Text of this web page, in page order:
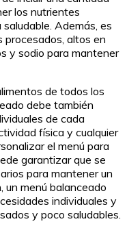
los nutrientes
Además, es
procesados, altos en
y sodio para mantener
de todos los
debe también
de cada
física y cualquier
el menú para
garantizar que se
para mantener un
un menú balanceado
individuales y
y poco saludables.